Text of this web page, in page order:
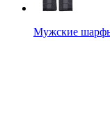
Мужские